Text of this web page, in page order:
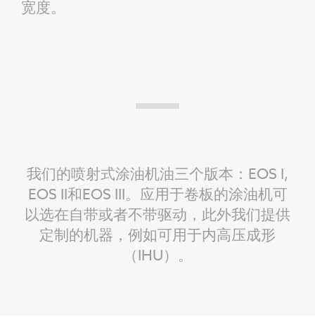
宽度。
我们的喷射式涂油机油三个版本：EOS I,
EOS II和EOS III。应用于卷板的涂油机可
以选在自带或者不带驱动，此外我们提供
定制的机器，例如可用于内高压成形
（IHU）。